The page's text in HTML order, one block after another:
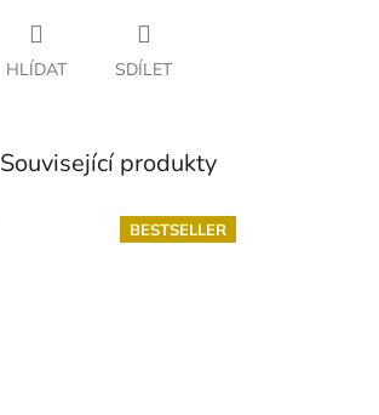
HLÍDAT SDÍLET
Související produkty
BESTSELLER